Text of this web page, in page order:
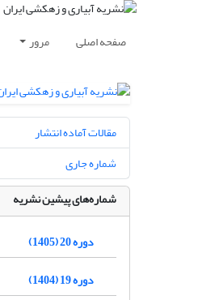
صفحه اصلی مرور
مقالات آماده انتشار
شماره جاری
شماره‌های پیشین نشریه
دوره 20 (1405)
دوره 19 (1404)